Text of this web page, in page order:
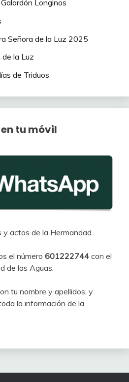
Longinos
Señora de la Luz 2025
la Luz
de Triduos
tu móvil
y actos de la Hermandad.
el número 601222744 con el
de las Aguas.
tu nombre y apellidos, y
la información de la